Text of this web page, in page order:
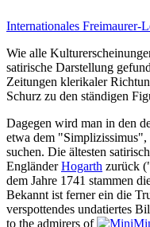
Internationales Freimaurer-
Wie alle
satirische Darstellung
Zeitungen klerikaler
Schurz zu den ständigen
Dagegen wird man in den
etwa dem
suchen. Die ältesten
EngländerHogarth zurück
dem Jahre 1741 stammen
Bekannt ist ferner ein die
verspottendes undatiertes
to the admirers of